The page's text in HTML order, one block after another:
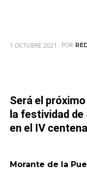
1 OCTUBRE 2021 POR
Será el
la festividad
en el IV
Morante de la